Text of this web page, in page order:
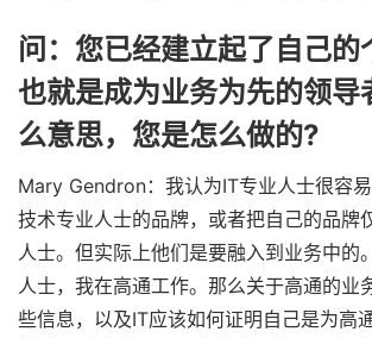
问：您已经建立起了自己的
也就是成为业务为先的领导
么意思，您是怎么做的?
Mary Gendron：我认为IT专业人士很容
技术专业人士的品牌，或者把自己的品牌
人士。但实际上他们是要融入到业务中的
人士，我在高通工作。那么关于高通的业
些信息，以及IT应该如何证明自己是为高